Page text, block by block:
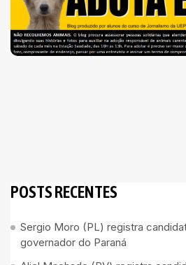
POSTS RECENTES
Sergio Moro (PL) registra
governador do Paraná